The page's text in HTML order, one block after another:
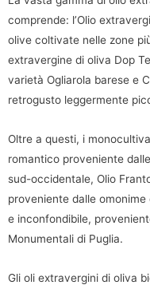
comprende: l’Olio
olive coltivate nelle zone
extravergine di oliva Dop
varietà Ogliarola barese e
retrogusto leggermente
Oltre a questi, i
romantico proveniente
sud-occidentale, Olio
proveniente dalle omonime
e inconfondibile,
Monumentali di Puglia.
Gli oli extravergini di oliva